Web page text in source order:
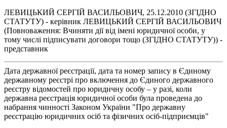
ЛЕВИЦЬКИЙ СЕРГІЙ ВАСИЛЬОВИЧ, 25.12.2010 (ЗГІДНО
СТАТУТУ) - керівник ЛЕВИЦЬКИЙ СЕРГІЙ ВАСИЛЬОВИЧ
(Повноваження: Вчиняти дії від імені юридичної особи, у
тому числі підписувати договори тощо (ЗГІДНО СТАТУТУ)) -
представник
Дата державної реєстрації, дата та номер запису в Єдиному
державному реєстрі про включення до Єдиного державного
реєстру відомостей про юридичну особу – у разі, коли
державна реєстрація юридичної особи була проведена до
набрання чинності Законом України "Про державну
реєстрацію юридичних осіб та фізичних осіб-підприємців"